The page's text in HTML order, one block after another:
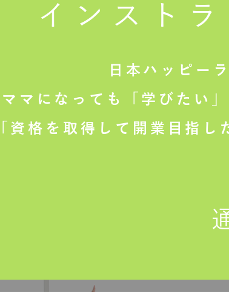
インストラ
日本ハッピー
ママになっても「学びたい」
「資格を取得して開業目指し